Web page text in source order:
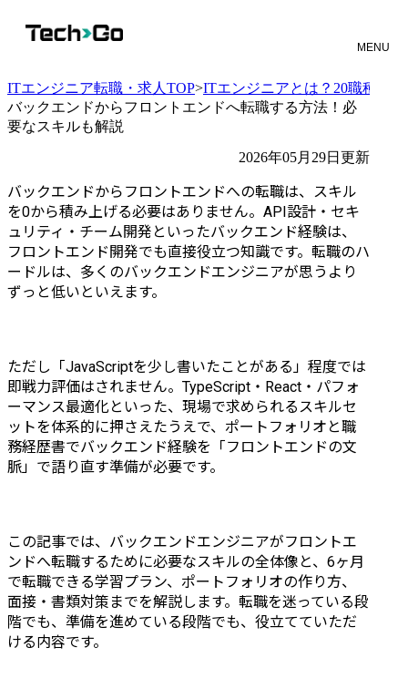
MENU
ITエンジニア転職・求人TOP>ITエンジニアとは？20職種と
バックエンドからフロントエンドへ転職する方法！必
要なスキルも解説
2026年05月29日更新
バックエンドからフロントエンドへの転職は、スキル
を0から積み上げる必要はありません。API設計・セキ
ュリティ・チーム開発といったバックエンド経験は、
フロントエンド開発でも直接役立つ知識です。転職のハ
ードルは、多くのバックエンドエンジニアが思うより
ずっと低いといえます。
ただし「JavaScriptを少し書いたことがある」程度では
即戦力評価はされません。TypeScript・React・パフォ
ーマンス最適化といった、現場で求められるスキルセ
ットを体系的に押さえたうえで、ポートフォリオと職
務経歴書でバックエンド経験を「フロントエンドの文
脈」で語り直す準備が必要です。
この記事では、バックエンドエンジニアがフロントエ
ンドへ転職するために必要なスキルの全体像と、6ヶ月
で転職できる学習プラン、ポートフォリオの作り方、
面接・書類対策までを解説します。転職を迷っている段
階でも、準備を進めている段階でも、役立てていただ
ける内容です。